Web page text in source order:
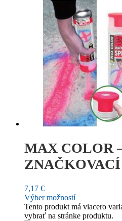
MAX COLOR
ZNAČKOVACÍ
7,17 €
Výber možností
Tento produkt má viacero
vybrať na stránke produktu.